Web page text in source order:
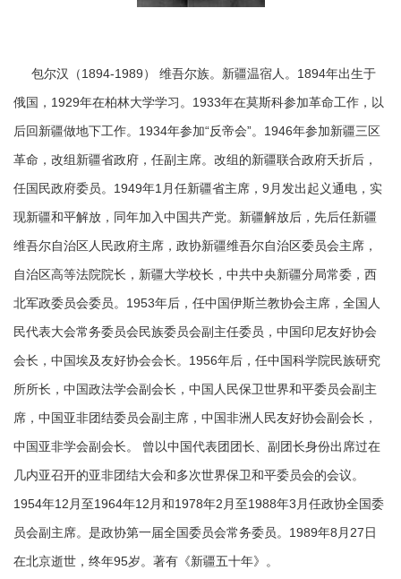
包尔汉（1894-1989） 维吾尔族。新疆温宿人。1894年出生于
俄国，1929年在柏林大学学习。1933年在莫斯科参加革命工作，以
后回新疆做地下工作。1934年参加“反帝会”。1946年参加新疆三区
革命，改组新疆省政府，任副主席。改组的新疆联合政府夭折后，
任国民政府委员。1949年1月任新疆省主席，9月发出起义通电，实
现新疆和平解放，同年加入中国共产党。新疆解放后，先后任新疆
维吾尔自治区人民政府主席，政协新疆维吾尔自治区委员会主席，
自治区高等法院院长，新疆大学校长，中共中央新疆分局常委，西
北军政委员会委员。1953年后，任中国伊斯兰教协会主席，全国人
民代表大会常务委员会民族委员会副主任委员，中国印尼友好协会
会长，中国埃及友好协会会长。1956年后，任中国科学院民族研究
所所长，中国政法学会副会长，中国人民保卫世界和平委员会副主
席，中国亚非团结委员会副主席，中国非洲人民友好协会副会长，
中国亚非学会副会长。 曾以中国代表团团长、副团长身份出席过在
几内亚召开的亚非团结大会和多次世界保卫和平委员会的会议。
1954年12月至1964年12月和1978年2月至1988年3月任政协全国委
员会副主席。是政协第一届全国委员会常务委员。1989年8月27日
在北京逝世，终年95岁。著有《新疆五十年》。